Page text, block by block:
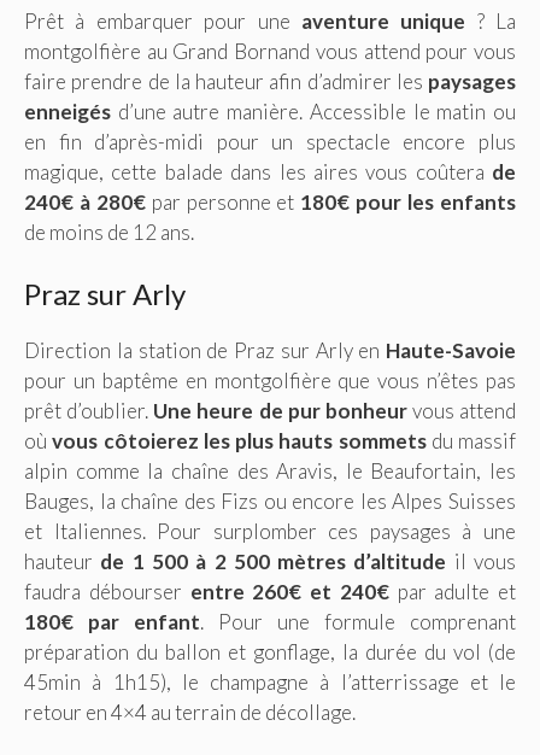
Prêt à embarquer pour une aventure unique ? La
montgolfière au Grand Bornand vous attend pour vous
faire prendre de la hauteur afin d’admirer les paysages
enneigés d’une autre manière. Accessible le matin ou
en fin d’après-midi pour un spectacle encore plus
magique, cette balade dans les aires vous coûtera de
240€ à 280€par personne et 180€ pour les enfants
de moins de 12 ans.
Praz sur Arly
Direction la station de Praz sur Arly en Haute-Savoie
pour un baptême en montgolfière que vous n’êtes pas
prêt d’oublier. Une heure de pur bonheurvous attend
oùvous côtoierez les plus hauts sommetsdu massif
alpin comme la chaîne des Aravis, le Beaufortain, les
Bauges, la chaîne des Fizs ou encore les Alpes Suisses
et Italiennes. Pour surplomber ces paysages à une
hauteur de 1 500 à 2 500 mètres d’altitude il vous
faudra débourser entre 260€ et 240€par adulte et
180€ par enfant. Pour une formule comprenant
préparation du ballon et gonflage, la durée du vol (de
45min à 1h15), le champagne à l’atterrissage et le
retour en 4×4 au terrain de décollage.